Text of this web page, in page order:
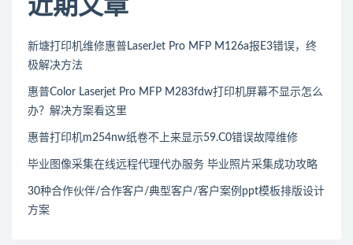
近期文章
新塘打印机维修惠普LaserJet Pro MFP M126a报E3错误，终
极解决方法
惠普Color Laserjet Pro MFP M283fdw打印机屏幕不显示怎么
办？解决方案看这里
惠普打印机m254nw纸卷不上来显示59.C0错误故障维修
毕业图像采集在线远程代理代办服务 毕业照片采集成功攻略
30种合作伙伴/合作客户/典型客户/客户案例ppt模板排版设计
方案